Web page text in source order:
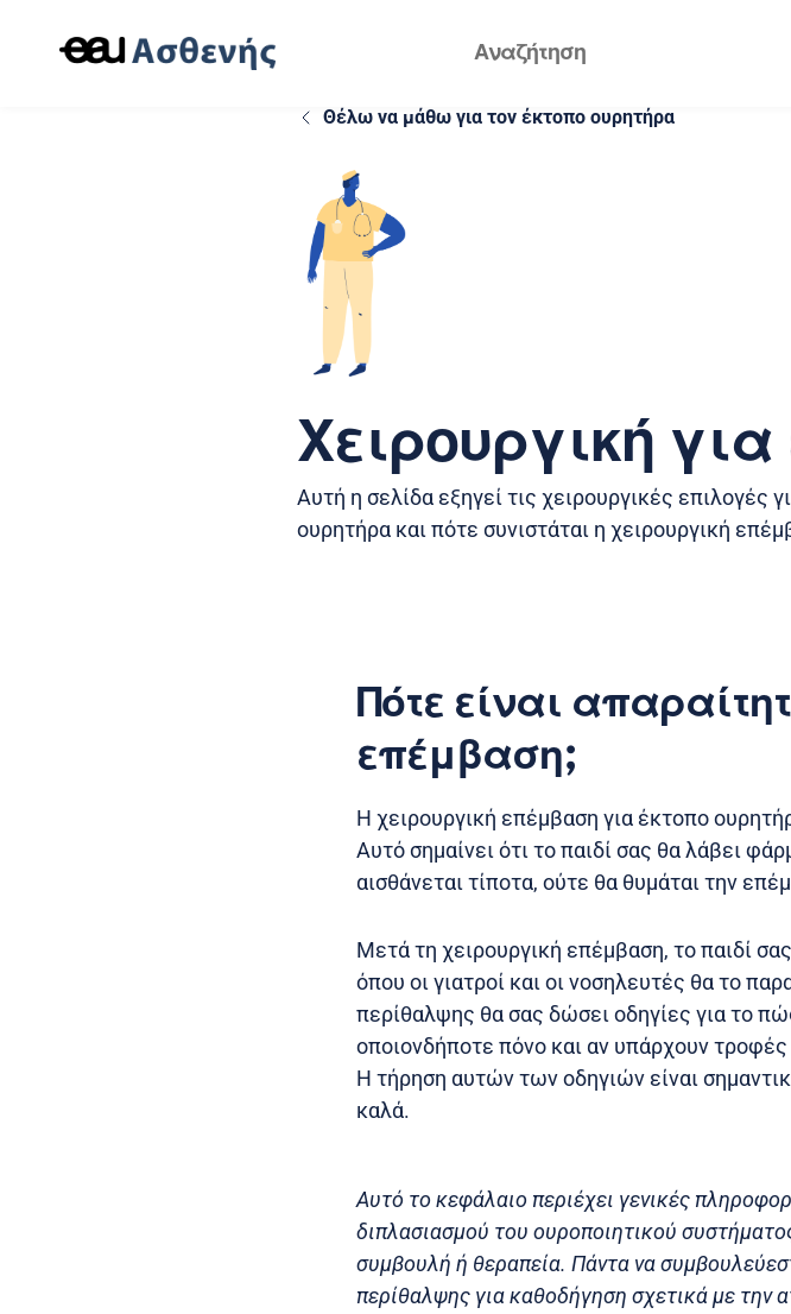
Θέλω να μάθω για τον έκτοπο ουρητήρα
Χειρουργική
Αυτή η σελίδα εξηγεί τις χειρουργικές επιλογές
ουρητήρα και πότε συνιστάται η χειρουργική
Πότε είναι
επέμβαση;
Η χειρουργική επέμβαση για έκτοπο
Αυτό σημαίνει ότι το παιδί σας θα λάβει
αισθάνεται τίποτα, ούτε θα θυμάται την
Μετά τη χειρουργική επέμβαση, το παιδί
όπου οι γιατροί και οι νοσηλευτές θα το
περίθαλψης θα σας δώσει οδηγίες για το
οποιονδήποτε πόνο και αν υπάρχουν
Η τήρηση αυτών των οδηγιών είναι
καλά.
Αυτό το κεφάλαιο περιέχει γενικές
διπλασιασμού του ουροποιητικού
συμβουλή ή θεραπεία. Πάντα να
περίθαλψης για καθοδήγηση σχετικά με την